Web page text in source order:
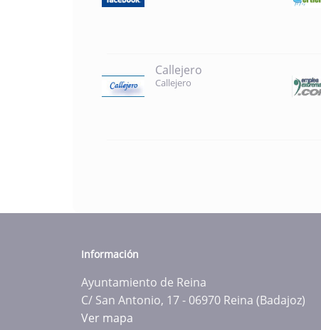
Callejero
Callejero
Información
Ayuntamiento de Reina
C/ San Antonio, 17 - 06970 Reina (Badajoz)
Ver mapa